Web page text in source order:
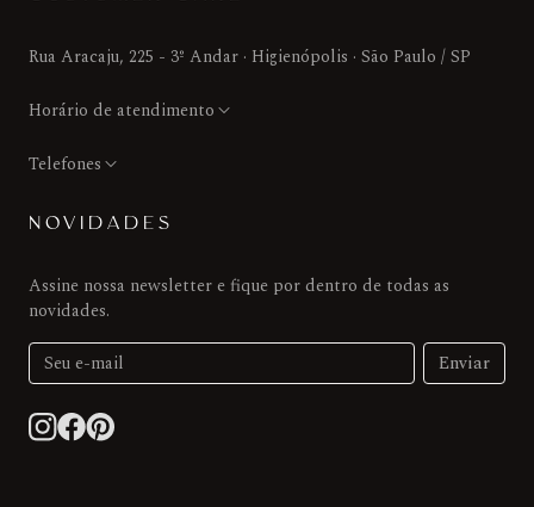
Rua Aracaju, 225 - 3º Andar · Higienópolis · São Paulo / SP
Horário de atendimento
Telefones
NOVIDADES
Assine nossa newsletter e fique por dentro de todas as
novidades.
Enviar